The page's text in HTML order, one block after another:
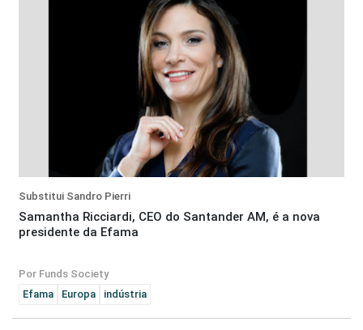
Substitui Sandro Pierri
Samantha Ricciardi, CEO do Santander AM, é a nova
presidente da Efama
Por Funds Society
Efama
Europa indústria